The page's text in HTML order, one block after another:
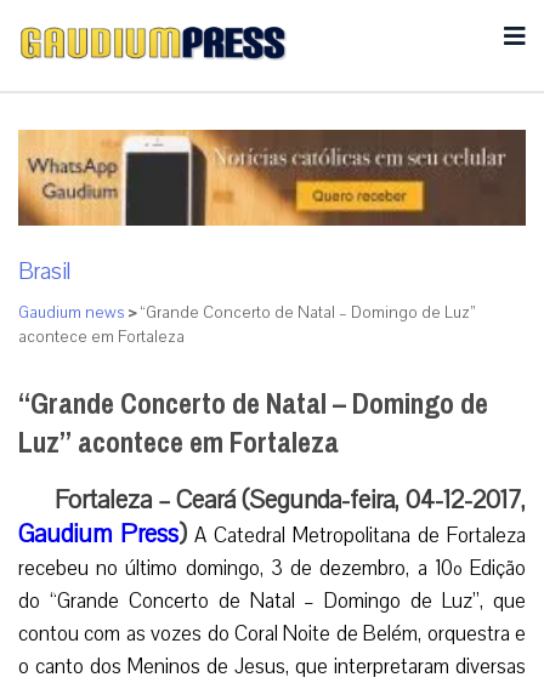
Brasil
Gaudium news >“Grande Concerto de Natal – Domingo de Luz”
acontece em Fortaleza
“Grande Concerto de Natal – Domingo de
Luz” acontece em Fortaleza
Fortaleza – Ceará (Segunda-feira, 04-12-2017,
Gaudium Press) A Catedral Metropolitana de Fortaleza
recebeu no último domingo, 3 de dezembro, a 10º Edição
do “Grande Concerto de Natal – Domingo de Luz”, que
contou com as vozes do Coral Noite de Belém, orquestra e
o canto dos Meninos de Jesus, que interpretaram diversas